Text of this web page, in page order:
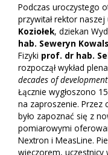
Podczas uroczystego
przywitał rektor naszej
Koziołek, dziekan
hab. Seweryn
Fizyki prof. dr hab.
rozpoczął wykład
decades of
Łącznie wygłoszono
na zaproszenie. Przez
było zapoznać się z
pomiarowymi
Nextron i MeasLine.
wieczorem, uczestnicy